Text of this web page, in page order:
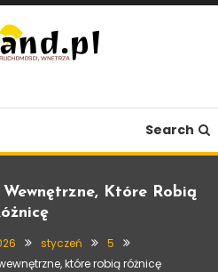
Search
Które Robią
styczeń
5
które robią różnicę